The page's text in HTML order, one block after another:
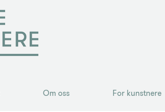
Om oss For kunstnere